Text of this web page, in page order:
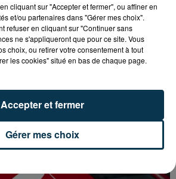
UN FESTIVALIER A...
cliquant sur "Accepter et fermer", ou affiner en
et/ou partenaires dans "Gérer mes choix".
refuser en cliquant sur "Continuer sans
ne s'appliqueront que pour ce site. Vous
choix, ou retirer votre consentement à tout
les cookies" situé en bas de chaque page.
Gérer mes choix
Accepter et fermer